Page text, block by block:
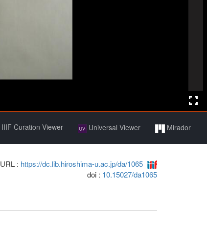
IIIF Curation Viewer Universal Viewer Mirador
URL : https://dc.lib.hiroshima-u.ac.jp/da/1065
doi : 10.15027/da1065